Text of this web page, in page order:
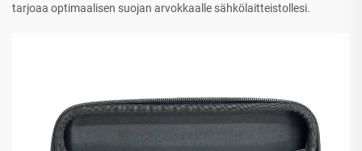
tarjoaa optimaalisen suojan arvokkaalle sähkölaitteistollesi.